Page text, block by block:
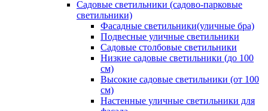
Садовые светильники (садово-парковые
светильники)
Фасадные светильники(уличные бра)
Подвесные уличные светильники
Садовые столбовые светильники
Низкие садовые светильники (до 100
см)
Высокие садовые светильники (от 100
см)
Настенные уличные светильники для